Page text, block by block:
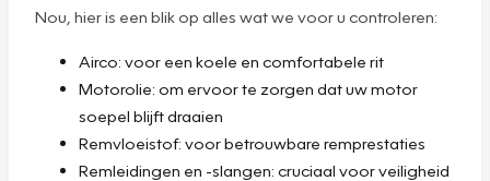
Nou, hier is een blik op alles wat we voor u controleren:
Airco: voor een koele en comfortabele rit
Motorolie: om ervoor te zorgen dat uw motor
soepel blijft draaien
Remvloeistof: voor betrouwbare remprestaties
Remleidingen en -slangen: cruciaal voor veiligheid